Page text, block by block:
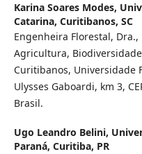
Karina Soares Modes,
Catarina, Curitibanos, SC
Engenheira Florestal,
Agricultura,
Curitibanos, Universidade
Ulysses Gaboardi, km 3,
Brasil.
Ugo Leandro Belini,
Paraná, Curitiba, PR